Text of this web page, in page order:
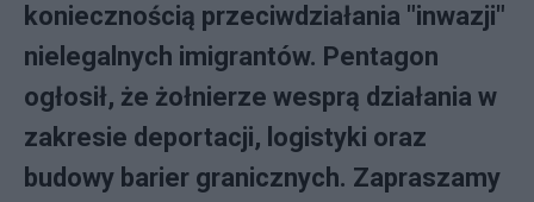
koniecznością przeciwdziałania "inwazji"
nielegalnych imigrantów. Pentagon
ogłosił, że żołnierze wesprą działania w
zakresie deportacji, logistyki oraz
budowy barier granicznych. Zapraszamy